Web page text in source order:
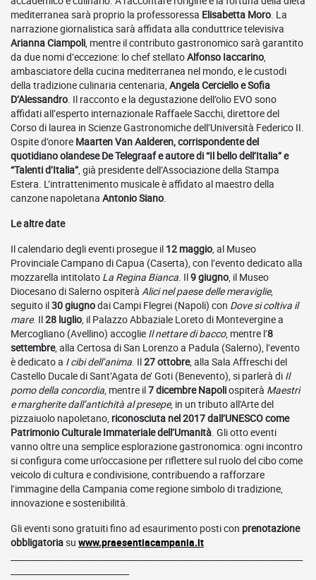
mediterranea sarà proprio la professoressa Elisabetta Moro. La
narrazione giornalistica sarà affidata alla conduttrice televisiva
Arianna Ciampoli, mentre il contributo gastronomico sarà garantito
da due nomi d’eccezione: lo chef stellatoAlfonso Iaccarino,
ambasciatore della cucina mediterranea nel mondo, e le custodi
della tradizione culinaria centenaria, Angela Cerciello e Sofia
D’Alessandro. Il racconto e la degustazione dell’olio EVO sono
affidati all’esperto internazionale Raffaele Sacchi, direttore del
Corso di laurea in Scienze Gastronomiche dell’Università Federico II.
Ospite d’onore Maarten Van Aalderen, corrispondente del
quotidiano olandese De Telegraaf e autore di “Il bello dell’Italia” e
“Talenti d’Italia”, già presidente dell’Associazione della Stampa
Estera. L’intrattenimento musicale è affidato al maestro della
canzone napoletana Antonio Siano.
Le altre date
Il calendario degli eventi prosegue il 12 maggio, al Museo
Provinciale Campano di Capua (Caserta), con l’evento dedicato alla
mozzarella intitolato La Regina Bianca. Il9 giugno, il Museo
Diocesano di Salerno ospiterà Alici nel paese delle meraviglie,
seguito il30 giugnodai Campi Flegrei (Napoli) con Dove si coltiva il
mare. Il28 luglio, il Palazzo Abbaziale Loreto di Montevergine a
Mercogliano (Avellino) accoglie Il nettare di bacco, mentre l’8
settembre, alla Certosa di San Lorenzo a Padula (Salerno), l’evento
è dedicato a I cibi dell’anima. Il27 ottobre, alla Sala Affreschi del
Castello Ducale di Sant’Agata de’ Goti (Benevento), si parlerà di Il
pomo della concordia, mentre il7 dicembre Napoliospiterà Maestri
e margherite dall’antichità al presepe, in un tributo all'Arte del
pizzaiuolo napoletano, riconosciuta nel 2017 dall’UNESCO come
Patrimonio Culturale Immateriale dell’Umanità. Gli otto eventi
vanno oltre una semplice esplorazione gastronomica: ogni incontro
si configura come un’occasione per riflettere sul ruolo del cibo come
veicolo di cultura e condivisione, contribuendo a rafforzare
l’immagine della Campania come regione simbolo di tradizione,
innovazione e sostenibilità.
Gli eventi sono gratuiti fino ad esaurimento posti con prenotazione
obbligatoriasu www.praesentiacampania.it